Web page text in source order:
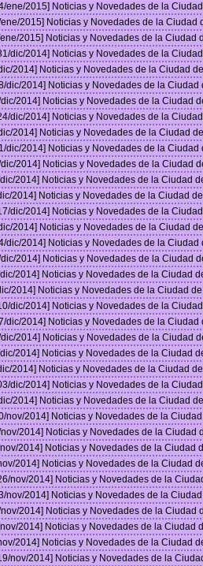
ene/2015] Noticias y Novedades de la
ene/2015] Noticias y Novedades de la Ciudad
2015] Noticias y Novedades de la Ciudad
dic/2014] Noticias y Novedades de la
2014] Noticias y Novedades de la Ciudad
dic/2014] Noticias y Novedades de la
dic/2014] Noticias y Novedades de la Ciudad
dic/2014] Noticias y Novedades de la
2014] Noticias y Novedades de la Ciudad
dic/2014] Noticias y Novedades de la
dic/2014] Noticias y Novedades de la Ciudad
2014] Noticias y Novedades de la Ciudad
2014] Noticias y Novedades de la Ciudad
dic/2014] Noticias y Novedades de la
2014] Noticias y Novedades de la Ciudad
dic/2014] Noticias y Novedades de la
dic/2014] Noticias y Novedades de la Ciudad
2014] Noticias y Novedades de la Ciudad
2014] Noticias y Novedades de la Ciudad
dic/2014] Noticias y Novedades de la
dic/2014] Noticias y Novedades de la
dic/2014] Noticias y Novedades de la Ciudad
2014] Noticias y Novedades de la Ciudad
2014] Noticias y Novedades de la Ciudad
dic/2014] Noticias y Novedades de la
2014] Noticias y Novedades de la Ciudad
nov/2014] Noticias y Novedades de la
nov/2014] Noticias y Novedades de la Ciudad
2014] Noticias y Novedades de la Ciudad
2014] Noticias y Novedades de la Ciudad
nov/2014] Noticias y Novedades de la
nov/2014] Noticias y Novedades de la
nov/2014] Noticias y Novedades de la Ciudad
2014] Noticias y Novedades de la Ciudad
2014] Noticias y Novedades de la Ciudad
nov/2014] Noticias y Novedades de la